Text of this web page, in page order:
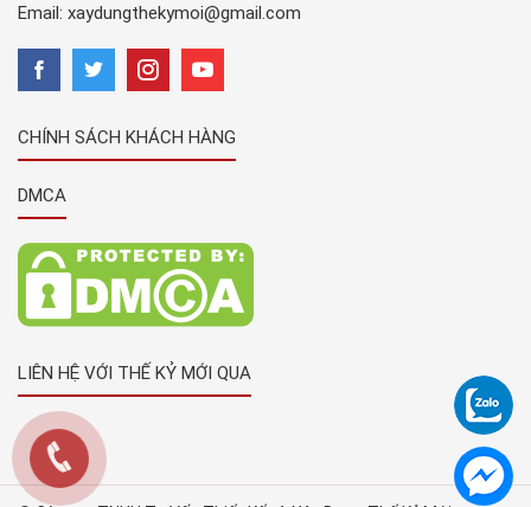
Email: xaydungthekymoi@gmail.com
CHÍNH SÁCH KHÁCH HÀNG
DMCA
LIÊN HỆ VỚI THẾ KỶ MỚI QUA